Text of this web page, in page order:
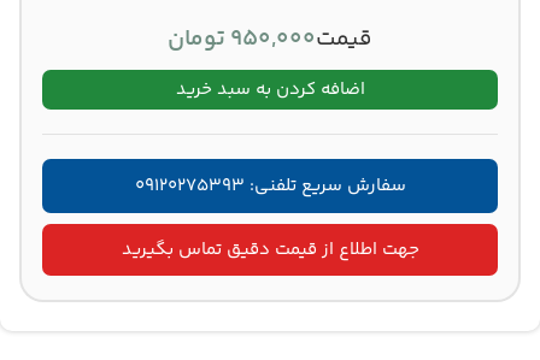
قیمت950,000 تومان
اضافه کردن به سبد خرید
سفارش سریع تلفنی: ۰۹۱۲۰۲۷۵۳۹۳
جهت اطلاع از قیمت دقیق تماس بگیرید